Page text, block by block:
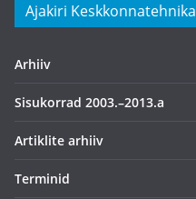
Ajakiri Keskkonnatehnika
Arhiiv
Sisukorrad 2003.–2013.a
Artiklite arhiiv
Terminid